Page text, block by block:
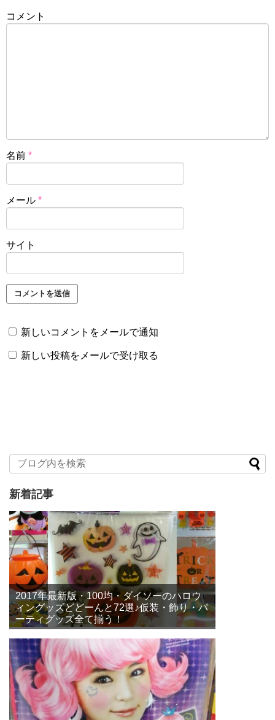
コメント
名前 *
メール *
サイト
新しいコメントをメールで通知
新しい投稿をメールで受け取る
新着記事
2017年最新版・100均・ダイソーのハロウ
ィングッズどどーんと72選♪仮装・飾り・パ
ーティグッズ全て揃う！